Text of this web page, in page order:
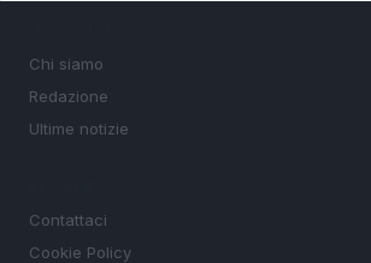
Chi siamo
Redazione
Ultime notizie
Contattaci
Cookie Policy